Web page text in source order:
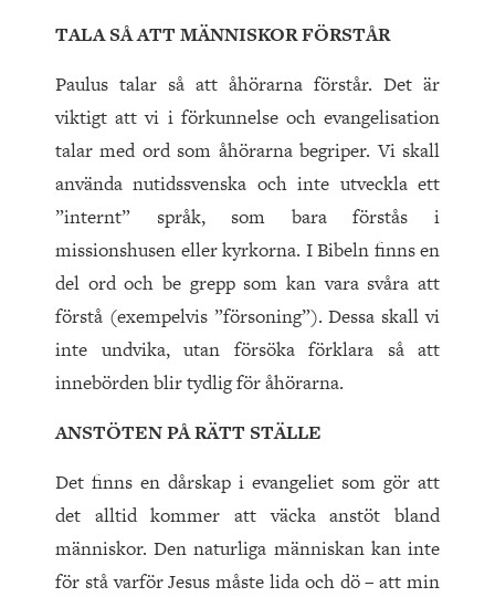
TALA SÅ ATT MÄNNISKOR FÖRSTÅR
Paulus talar så att åhörarna förstår. Det är
viktigt att vi i förkunnelse och evangelisation
talar med ord som åhörarna begriper. Vi skall
använda nutidssvenska och inte utveckla ett
”internt” språk, som bara förstås i
missionshusen eller kyrkorna. I Bibeln finns en
del ord och be grepp som kan vara svåra att
förstå (exempelvis ”försoning”). Dessa skall vi
inte undvika, utan försöka förklara så att
innebörden blir tydlig för åhörarna.
ANSTÖTEN PÅ RÄTT STÄLLE
Det finns en dårskap i evangeliet som gör att
det alltid kommer att väcka anstöt bland
människor. Den naturliga människan kan inte
för stå varför Jesus måste lida och dö – att min